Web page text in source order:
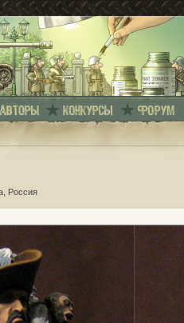
Россия